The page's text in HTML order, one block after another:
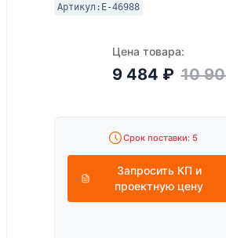
Артикул: E-46988
Цена товара:
9 484 ₽ 10
Срок поставки: 5
Запросить КП и
проектную цену